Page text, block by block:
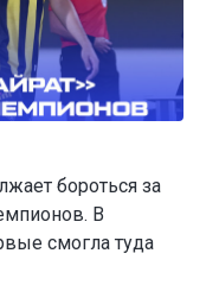
бороться за
В
смогла туда